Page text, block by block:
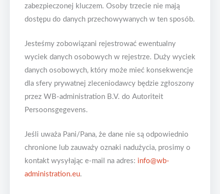
zabezpieczonej kluczem. Osoby trzecie nie mają
dostępu do danych przechowywanych w ten sposób.
Jesteśmy zobowiązani rejestrować ewentualny
wyciek danych osobowych w rejestrze. Duży wyciek
danych osobowych, który może mieć konsekwencje
dla sfery prywatnej zleceniodawcy będzie zgłoszony
przez WB-administration B.V. do Autoriteit
Persoonsgegevens.
Jeśli uważa Pani/Pana, że dane nie są odpowiednio
chronione lub zauważy oznaki nadużycia, prosimy o
kontakt wysyłając e-mail na adres: info@wb-
administration.eu.